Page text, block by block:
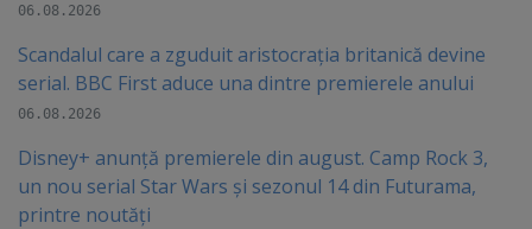
06.08.2026
Scandalul care a zguduit aristocrația britanică devine
serial. BBC First aduce una dintre premierele anului
06.08.2026
Disney+ anunță premierele din august. Camp Rock 3,
un nou serial Star Wars și sezonul 14 din Futurama,
printre noutăți